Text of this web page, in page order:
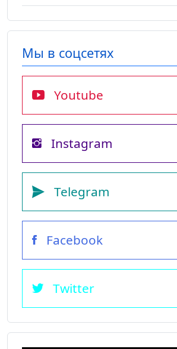
Мы в соцсетях
Youtube
Instagram
Telegram
Facebook
Twitter